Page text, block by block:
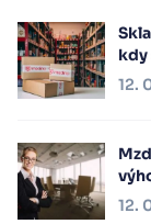
kdy
12.
12.